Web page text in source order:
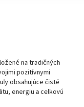
na tradičných
pozitívnymi
obsahujúce čisté
energiu a celkovú